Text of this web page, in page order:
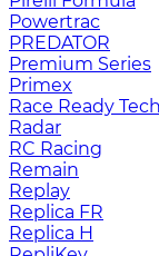
Powertrac
PREDATOR
Premium Series
Primex
Race Ready
Radar
RC Racing
Remain
Replay
Replica FR
Replica H